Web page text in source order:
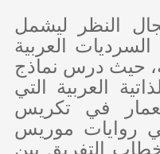
النظر ليشمل
السرديات العربية
حيث درس نماذج
العربية التي
في تكريس
في روايات موريس
خطاب التفريق بين